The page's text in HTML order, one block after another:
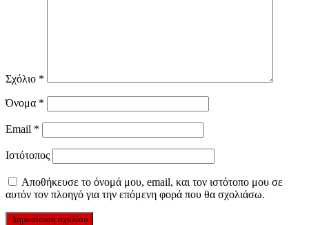
Σχόλιο *
Όνομα *
Email *
Ιστότοπος
Αποθήκευσε το όνομά μου, email, και τον ιστότοπο μου σε
αυτόν τον πλοηγό για την επόμενη φορά που θα σχολιάσω.